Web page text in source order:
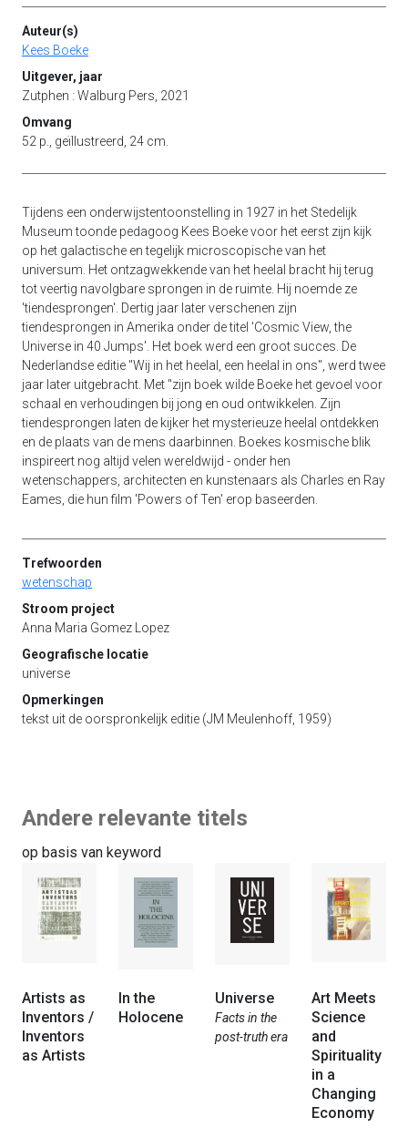
Auteur(s)
Kees Boeke
Uitgever, jaar
Zutphen : Walburg Pers, 2021
Omvang
52 p., geïllustreerd, 24 cm.
Tijdens een onderwijstentoonstelling in 1927 in het Stedelijk
Museum toonde pedagoog Kees Boeke voor het eerst zijn kijk
op het galactische en tegelijk microscopische van het
universum. Het ontzagwekkende van het heelal bracht hij terug
tot veertig navolgbare sprongen in de ruimte. Hij noemde ze
'tiendesprongen'. Dertig jaar later verschenen zijn
tiendesprongen in Amerika onder de titel 'Cosmic View, the
Universe in 40 Jumps'. Het boek werd een groot succes. De
Nederlandse editie "Wij in het heelal, een heelal in ons", werd twee
jaar later uitgebracht. Met "zijn boek wilde Boeke het gevoel voor
schaal en verhoudingen bij jong en oud ontwikkelen. Zijn
tiendesprongen laten de kijker het mysterieuze heelal ontdekken
en de plaats van de mens daarbinnen. Boekes kosmische blik
inspireert nog altijd velen wereldwijd - onder hen
wetenschappers, architecten en kunstenaars als Charles en Ray
Eames, die hun film 'Powers of Ten' erop baseerden.
Trefwoorden
wetenschap
Stroom project
Anna Maria Gomez Lopez
Geografische locatie
universe
Opmerkingen
tekst uit de oorspronkelijk editie (JM Meulenhoff, 1959)
Andere relevante titels
op basis van keyword
Artists as
Inventors /
Inventors
as Artists
In the
Holocene
Universe
Facts in the
post-truth era
Art Meets
Science
and
Spirituality
in a
Changing
Economy